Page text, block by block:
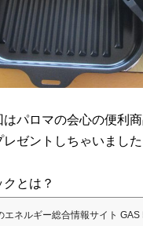
はパロマの会心の便利
レゼントしちゃいました
とは？
エネルギー総合情報サイト GAS